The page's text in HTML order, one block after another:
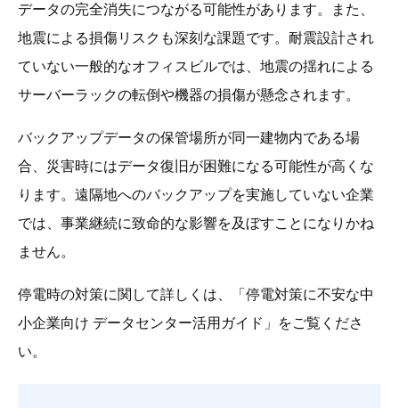
データの完全消失につながる可能性があります。また、
地震による損傷リスクも深刻な課題です。耐震設計され
ていない一般的なオフィスビルでは、地震の揺れによる
サーバーラックの転倒や機器の損傷が懸念されます。
バックアップデータの保管場所が同一建物内である場
合、災害時にはデータ復旧が困難になる可能性が高くな
ります。遠隔地へのバックアップを実施していない企業
では、事業継続に致命的な影響を及ぼすことになりかね
ません。
停電時の対策に関して詳しくは、「停電対策に不安な中
小企業向け データセンター活用ガイド」をご覧くださ
い。